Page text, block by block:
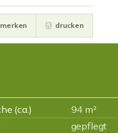
merken drucken
(ca.)
94 m²
gepflegt